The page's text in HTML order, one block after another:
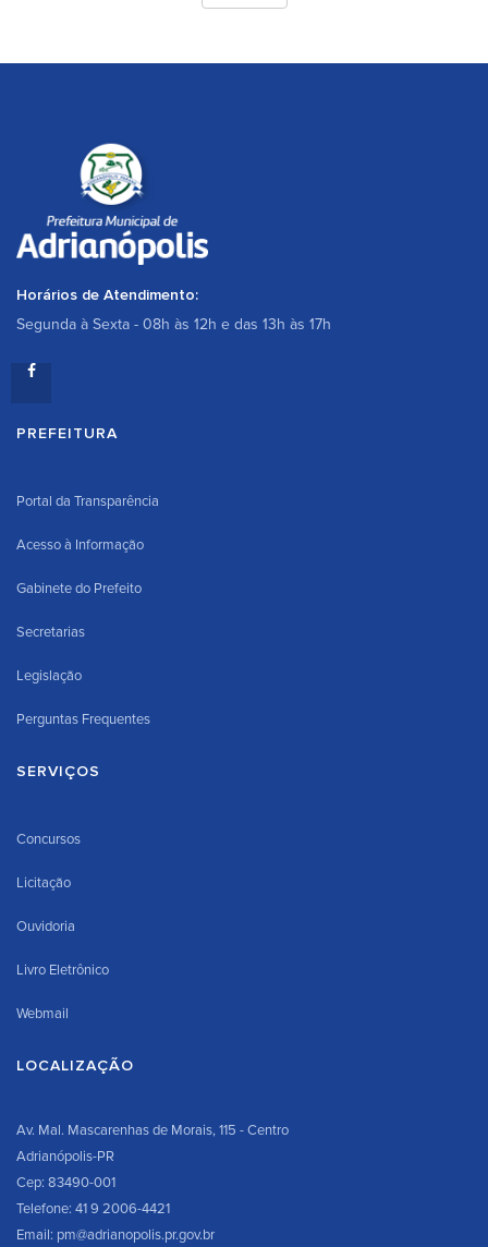
Horários de Atendimento:
Segunda à Sexta - 08h às 12h e das 13h às 17h
PREFEITURA
Portal da Transparência
Acesso à Informação
Gabinete do Prefeito
Secretarias
Legislação
Perguntas Frequentes
SERVIÇOS
Concursos
Licitação
Ouvidoria
Livro Eletrônico
Webmail
LOCALIZAÇÃO
Av. Mal. Mascarenhas de Morais, 115 - Centro
Adrianópolis-PR
Cep: 83490-001
Telefone: 41 9 2006-4421
Email: pm@adrianopolis.pr.gov.br